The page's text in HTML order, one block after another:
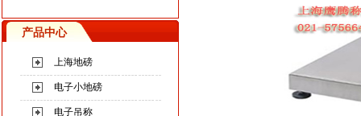
产品中心
上海地磅
电子小地磅
电子吊称